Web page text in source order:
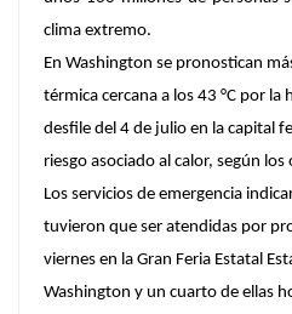
clima extremo.
En Washington se pronostican
térmica cercana a los 43 °C por la
desfile del 4 de julio en la capital
riesgo asociado al calor, según los
Los servicios de emergencia
tuvieron que ser atendidas por
viernes en la Gran Feria Estatal
Washington y un cuarto de ellas